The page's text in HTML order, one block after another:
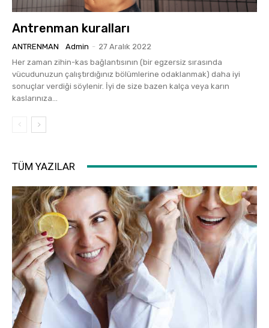
Antrenman kuralları
ANTRENMAN Admin - 27 Aralık 2022
Her zaman zihin-kas bağlantısının (bir egzersiz sırasında
vücudunuzun çalıştırdığınız bölümlerine odaklanmak) daha iyi
sonuçlar verdiği söylenir. İyi de size bazen kalça veya karın
kaslarınıza...
TÜM YAZILAR